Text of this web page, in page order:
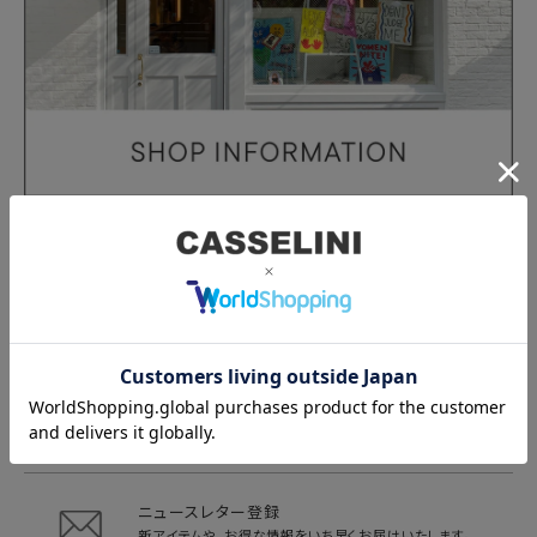
よくある質問
商品や配送に関してのよくある質問は
い。
チャットサポート
お客様の問い合わせに自動回答で
ニュースレター登録